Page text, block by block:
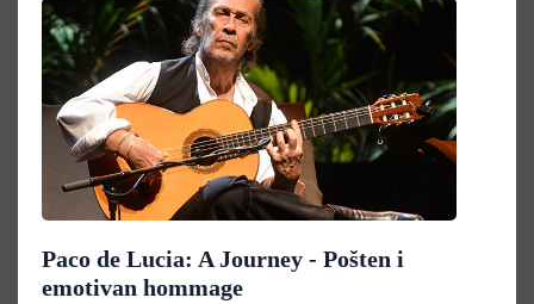
Paco de Lucia: A Journey - Pošten i
emotivan hommage